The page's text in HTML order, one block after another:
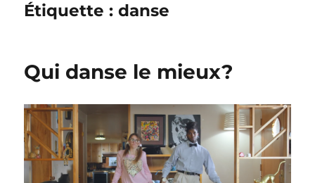
Étiquette :danse
Qui danse le mieux?